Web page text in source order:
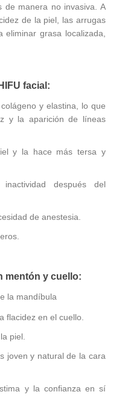
de manera no invasiva. A
de la piel, las arrugas
grasa localizada,
facial:
y elastina, lo que
y la aparición de líneas
y la hace más tersa y
después del
de anestesia.
mentón y cuello:
la mandíbula
flacidez en el cuello.
piel.
joven y natural de la cara
y la confianza en sí